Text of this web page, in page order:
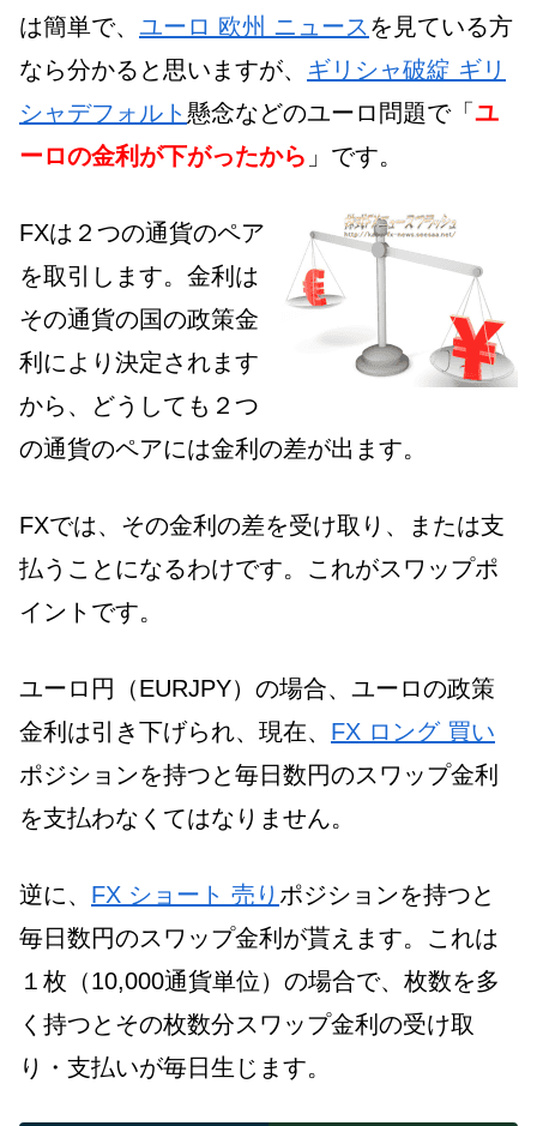
は簡単で、 ユーロ 欧州 ニュース を見ている方
なら分かると思いますが、 ギリシャ破綻 ギリ
シャデフォルト 懸念などのユーロ問題で「 ユ
ーロの金利が下がったから 」です。
FXは２つの通貨のペア
を取引します。金利は
その通貨の国の政策金
利により決定されます
から、どうしても２つ
の通貨のペアには金利の差が出ます。
FXでは、その金利の差を受け取り、または支
払うことになるわけです。これがスワップポ
イントです。
ユーロ円（EURJPY）の場合、ユーロの政策
金利は引き下げられ、現在、 FX ロング 買い
ポジションを持つと毎日数円のスワップ金利
を支払わなくてはなりません。
逆に、 FX ショート 売り ポジションを持つと
毎日数円のスワップ金利が貰えます。これは
１枚（10,000通貨単位）の場合で、枚数を多
く持つとその枚数分スワップ金利の受け取
り・支払いが毎日生じます。